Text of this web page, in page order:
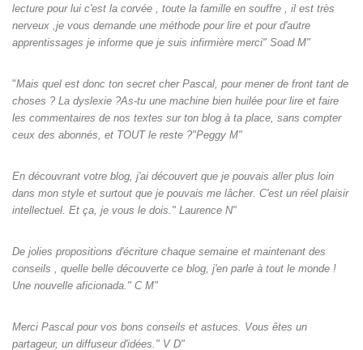
lecture pour lui c'est la corvée , toute la famille en souffre , il est très
nerveux ,je vous demande une méthode pour lire et pour d'autre
apprentissages je informe que je suis infirmière merci" Soad M"
"Mais quel est donc ton secret cher Pascal, pour mener de front tant de
choses ? La dyslexie ?As-tu une machine bien huilée pour lire et faire
les commentaires de nos textes sur ton blog à ta place, sans compter
ceux des abonnés, et TOUT le reste ?"Peggy M"
En découvrant votre blog, j'ai découvert que je pouvais aller plus loin
dans mon style et surtout que je pouvais me lâcher. C'est un réel plaisir
intellectuel. Et ça, je vous le dois." Laurence N"
De jolies propositions d'écriture chaque semaine et maintenant des
conseils , quelle belle découverte ce blog, j'en parle à tout le monde !
Une nouvelle aficionada." C M"
Merci Pascal pour vos bons conseils et astuces. Vous êtes un
partageur, un diffuseur d'idées." V D"